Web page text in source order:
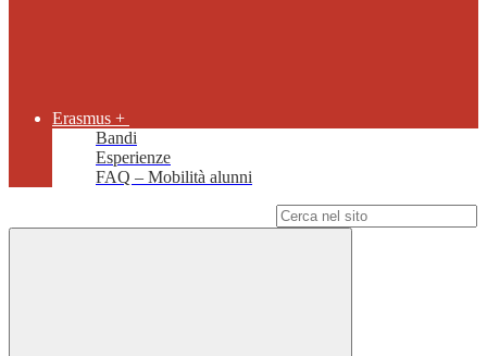
Erasmus +
Bandi
Esperienze
FAQ – Mobilità alunni